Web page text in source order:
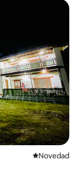
Lugar para
Novedad